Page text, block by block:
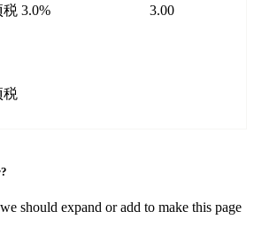
3.0%
3.00
税
should expand or add to make this page